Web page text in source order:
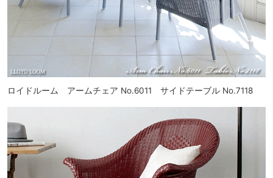
ロイドルーム アームチェア No.6011 サイドテーブル No.7118